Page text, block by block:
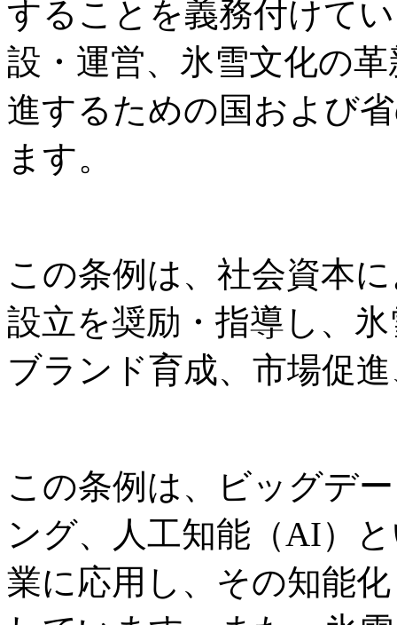
することを義務付けて
設・運営、氷雪文化の
進するための国および
ます。
この条例は、社会資本
設立を奨励・指導し、
ブランド育成、市場促
この条例は、ビッグデ
ング、人工知能（AI）
業に応用し、その知能